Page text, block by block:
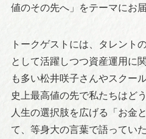
値のその先へ」をテーマにお届
トークゲストには、タレント
として活躍しつつ資産運用に
も多い松井咲子さんやスクー
史上最高値の先で私たちはど
人生の選択肢を広げる「お金
て、等身大の言葉で語っていた